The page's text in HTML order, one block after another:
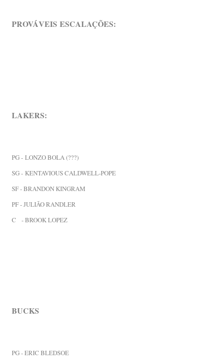
PROVÁVEIS ESCALAÇÕES:
LAKERS:
PG - LONZO BOLA (???)
SG - KENTAVIOUS CALDWELL-POPE
SF - BRANDON KINGRAM
PF - JULIÃO RANDLER
C - BROOK LOPEZ
BUCKS
PG - ERIC BLEDSOE